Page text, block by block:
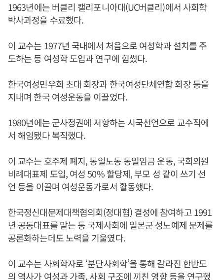
1963년에는 버클리 캘리포니아대(UC버클리)에서 사회학
박사과정을 수료했다.
이 교수는 1977년 국내에서 처음으로 여성학과 설치를 주
도하는 등 여성학 도입과 연구에 힘썼다.
한국여성민우회 초대 회장과 한국여성단체연합 회장 등을
지내며 한국 여성운동을 이끌었다.
1980년에는 군사정권에 저항하는 시국선언으로 교수직에
서 해임됐다 복직했다.
이 교수는 호주제 폐지, 동일노동 동일임금 운동, 국회의원
비례대표제 도입, 여성 50% 할당제, 부모 성 같이 쓰기 선
언 등을 이끌며 여성운동가로서 활동했다.
한국정신대문제대책협의회(정대협) 결성에 참여하고 1991
년 공동대표를 맡는 등 국제사회에 일본군 성노예제 문제를
공론화하는데도 노력을 기울였다.
이 교수는 사회학자로 ‘분단사회학’을 통해 갈라진 한반도
의 역사가 여성과 가족, 사회 구조에 끼친 영향 등을 연구했